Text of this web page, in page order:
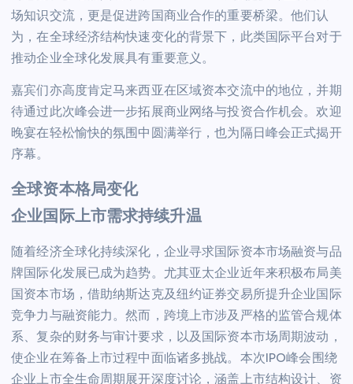
场知识交流，更是促进跨国商业合作的重要桥梁。他们认
为，在全球经济结构快速变化的背景下，此类国际平台对于
推动企业全球化发展具有重要意义。
嘉宾们亦高度肯定马来西亚在区域资本交流中的地位，并期
待通过此次峰会进一步拓展商业网络与投资合作机会。欢迎
晚宴在轻松愉快的氛围中圆满举行，也为隔日峰会正式揭开
序幕。
全球资本格局变化
企业国际上市需求持续升温
随着经济全球化持续深化，企业寻求国际资本市场融资与品
牌国际化发展已成为趋势。尤其亚太企业近年来积极布局美
国资本市场，借助纳斯达克及纽约证券交易所提升企业国际
竞争力与融资能力。然而，跨境上市涉及严格的监管合规体
系、复杂的财务与审计要求，以及国际资本市场周期波动，
使企业在筹备上市过程中面临诸多挑战。本次IPO峰会围绕
企业上市全生命周期展开深度讨论，涵盖上市结构设计、资